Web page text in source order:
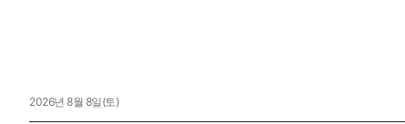
2026년 8월 8일(토)